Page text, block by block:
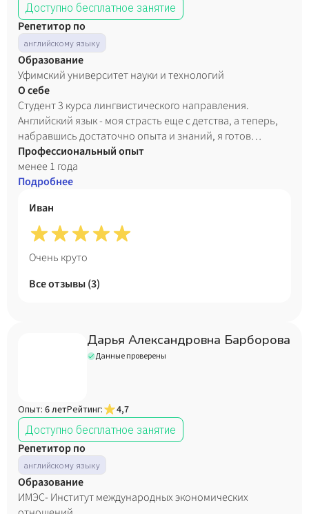
Доступно бесплатное занятие
Репетитор по
английскому языку
Образование
Уфимский университет науки и технологий
О себе
Студент 3 курса лингвистического направления.
Английский язык - моя страсть еще с детства, а теперь,
набравшись достаточно опыта и знаний, я готов
преподавать и другим! Я хорошо лажу с детьми, могу
говорить с ними на любую тему: от популярных игр до
любимых книг, так как среди моих интересов много всего
человеком, что несомненно поможет нашим занятиям
пройти интересно и продуктивно.
Профессиональный опыт
менее 1 года
Подробнее
Иван
Очень круто
Все отзывы (3)
Дарья Александровна Барборова
Данные проверены
Опыт: 6 летРейтинг:
4,7
Доступно бесплатное занятие
Репетитор по
английскому языку
Образование
ИМЭС- Институт международных экономических